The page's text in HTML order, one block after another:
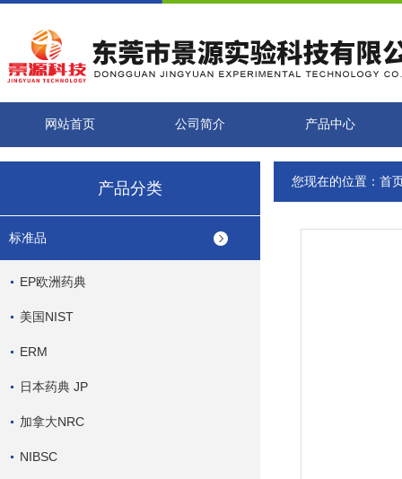
网站首页 公司简介 产品中心
产品分类
标准品
EP欧洲药典
美国NIST
ERM
日本药典 JP
加拿大NRC
NIBSC
您现在的位置： 首